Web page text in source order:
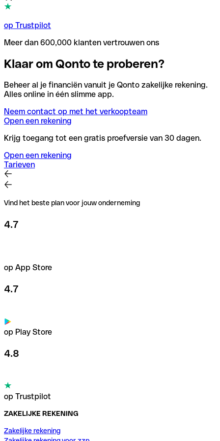
op Trustpilot
Meer dan 600,000 klanten vertrouwen ons
Klaar om Qonto te proberen?
Beheer al je financiën vanuit je Qonto zakelijke rekening.
Alles online in één slimme app.
Neem contact op met het verkoopteam
Open een rekening
Krijg toegang tot een gratis proefversie van 30 dagen.
Open een rekening
Tarieven
Vind het beste plan voor jouw onderneming
4.7
op App Store
4.7
op Play Store
4.8
op Trustpilot
ZAKELIJKE REKENING
Zakelijke rekening